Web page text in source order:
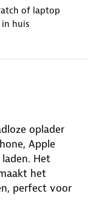
of laptop
in huis
oplader
Apple
Het
het
perfect voor